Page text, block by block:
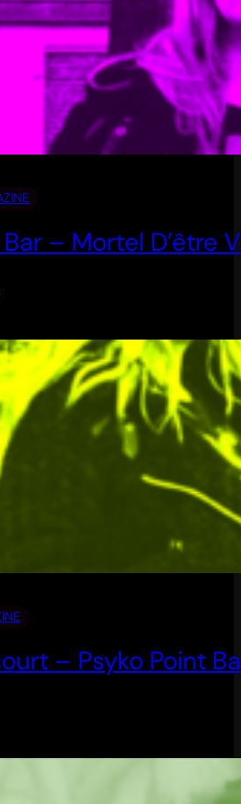
– Mortel D’être
– Psyko Point